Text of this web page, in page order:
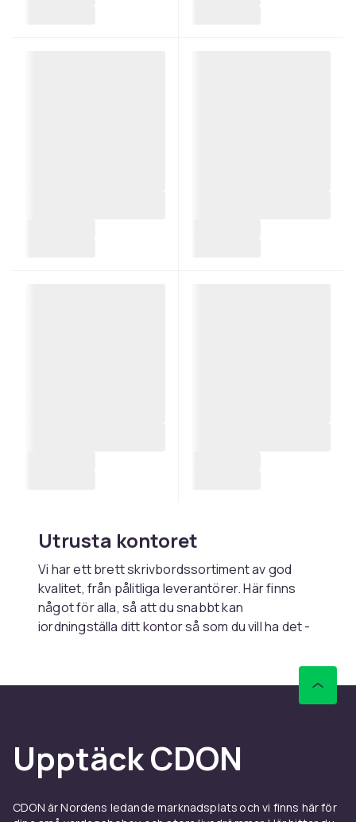
Utrusta kontoret
Vi har ett brett skrivbordssortiment av god
kvalitet, från pålitliga leverantörer. Här finns
något för alla, så att du snabbt kan
iordningställa ditt kontor så som du vill ha det -
större skala. Givetvis erbjuder vi skrivbord och
datorbord i olika prisklasser, så att du kan
höj/sänkbara skrivbord
investering som du har glädje av länge. Med
Upptäck CDON
CDON är Nordens ledande marknadsplats och vi finns här för